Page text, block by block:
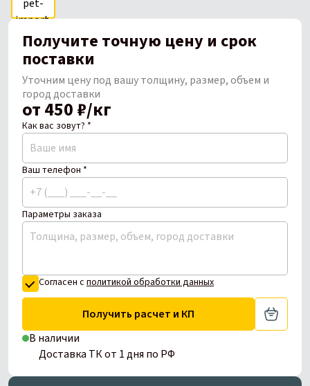
Получите точную цену и срок
поставки
Уточним цену под вашу толщину, размер, объем и
город доставки
от 450 ₽/кг
Как вас зовут? *
Ваш телефон *
Параметры заказа
Согласен с политикой обработки данных
Получить расчет и КП
В наличии
Доставка ТК от 1 дня по РФ